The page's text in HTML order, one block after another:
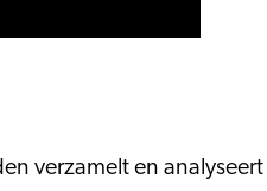
beneden
verzamelt en analyseert